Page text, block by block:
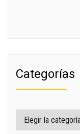
Categorías
Categorías